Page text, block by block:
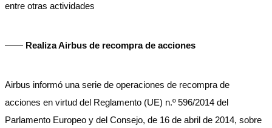
entre otras actividades
—— Realiza Airbus de recompra de acciones
Airbus informó una serie de operaciones de recompra de
acciones en virtud del Reglamento (UE) n.º 596/2014 del
Parlamento Europeo y del Consejo, de 16 de abril de 2014, sobre